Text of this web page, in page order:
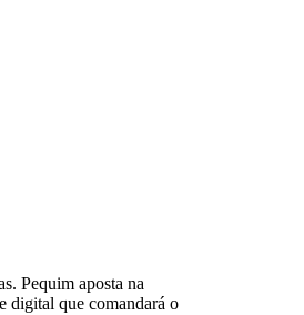
Pequim aposta na
digital que comandará o